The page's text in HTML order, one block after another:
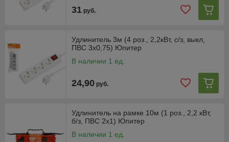
31 руб.
Удлинитель 3м (4 роз., 2,2кВт, с/з, выкл,
ПВС 3х0,75) Юпитер
В наличии 1 ед.
24,90 руб.
Удлинитель на рамке 10м (1 роз., 2,2 кВт,
б/з, ПВС 2х1) Юпитер
В наличии 1 ед.